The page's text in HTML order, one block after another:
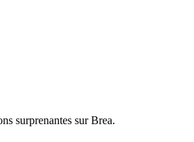
surprenantes sur Brea.